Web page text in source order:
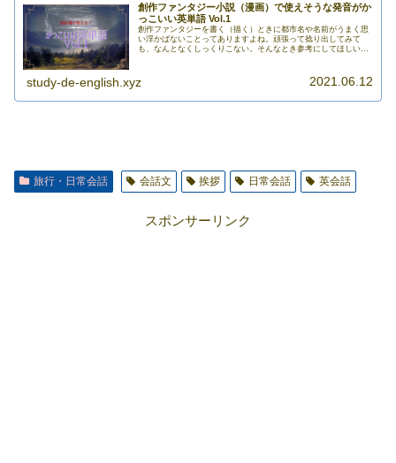
創作ファンタジー小説（漫画）で使えそうな発音がか
っこいい英単語 Vol.1
創作ファンタジーを書く（描く）ときに都市名や名前がうまく思
い浮かばないことってありますよね。頑張って捻り出してみて
も、なんとなくしっくりこない。そんなとき参考にしてほしい
study-de-english.xyz 2021.06.12
旅行・日常会話 会話文 挨拶 日常会話 英会話
スポンサーリンク